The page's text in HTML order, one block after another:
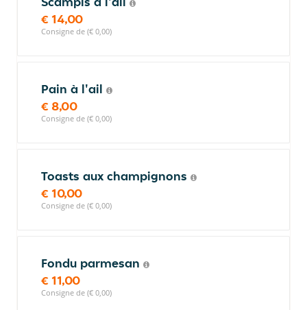
€ 14,00
Consigne de (€ 0,00)
Pain à l'ail
€ 8,00
Consigne de (€ 0,00)
Toasts aux champignons
€ 10,00
Consigne de (€ 0,00)
Fondu parmesan
€ 11,00
Consigne de (€ 0,00)